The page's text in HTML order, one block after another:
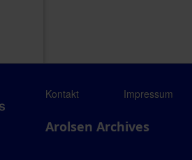
Kontakt Impressum
Arolsen Archives